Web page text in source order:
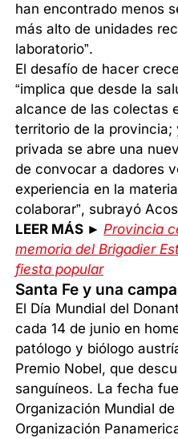
han encontrado menos
más alto de unidades
laboratorio”.
El desafío de hacer
“implica que desde la
alcance de las colectas
territorio de la provincia;
privada se abre una
de convocar a dadores
experiencia en la
colaborar”, subrayó
LEER MÁS ► Provincia
memoria del Brigadier
fiesta popular
Santa Fe y una
El Día Mundial del
cada 14 de junio en
patólogo y biólogo
Premio Nobel, que
sanguíneos. La fecha
Organización Mundial
Organización